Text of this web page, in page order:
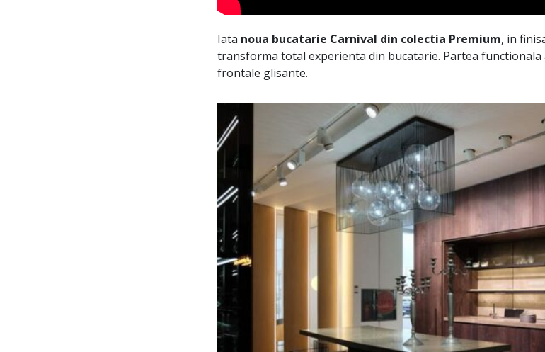
Iata noua bucatarie Carnival din colectia Premium, in
transforma total experienta din bucatarie. Partea functionala
frontale glisante.